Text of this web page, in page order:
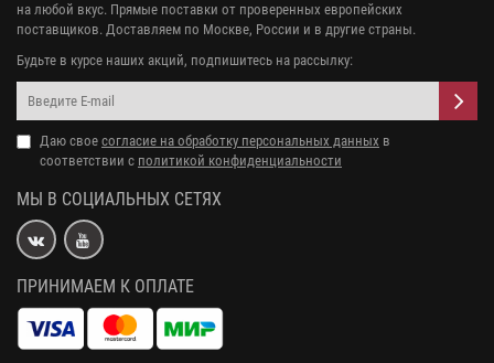
на любой вкус. Прямые поставки от проверенных европейских
поставщиков. Доставляем по Москве, России и в другие страны.
Будьте в курсе наших акций, подпишитесь на рассылку:
Даю свое согласие на обработку персональных данных в
соответствии с политикой конфиденциальности
МЫ В СОЦИАЛЬНЫХ СЕТЯХ
ПРИНИМАЕМ К ОПЛАТЕ